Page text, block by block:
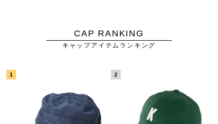
CAP RANKING
キャップアイテムランキング